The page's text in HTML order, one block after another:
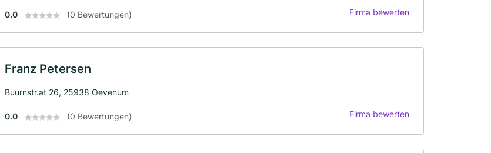
0.0 (0 Bewertungen) Firma bewerten
Franz Petersen
Buurnstr.at 26, 25938 Oevenum
0.0 (0 Bewertungen) Firma bewerten